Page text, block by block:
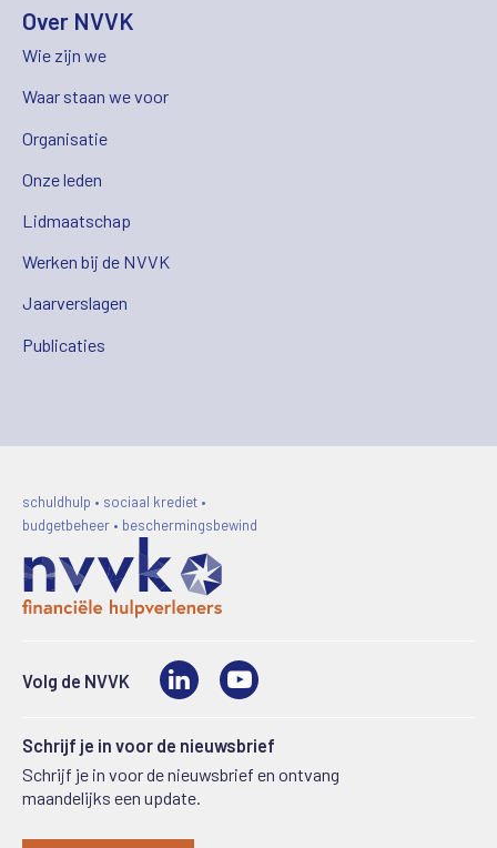
Over NVVK
Wie zijn we
Waar staan we voor
Organisatie
Onze leden
Lidmaatschap
Werken bij de NVVK
Jaarverslagen
Publicaties
schuldhulp • sociaal krediet •
budgetbeheer • beschermingsbewind
Volg de NVVK LinkedIn
Schrijf je in voor de nieuwsbrief
Schrijf je in voor de nieuwsbrief en ontvang
maandelijks een update.